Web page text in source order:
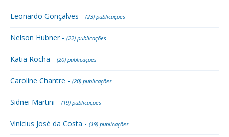
Leonardo Gonçalves - (23) publicações
Nelson Hubner - (22) publicações
Katia Rocha - (20) publicações
Caroline Chantre - (20) publicações
Sidnei Martini - (19) publicações
Vinícius José da Costa - (19) publicações